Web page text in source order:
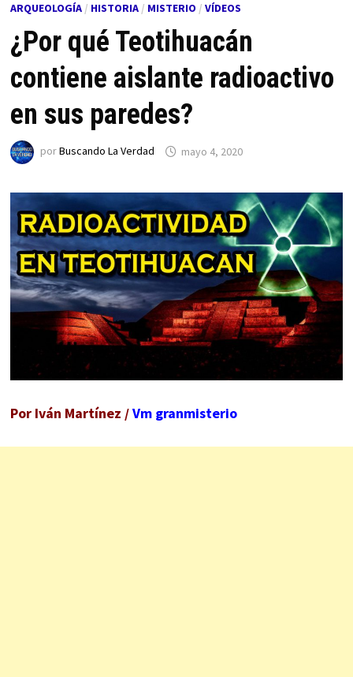
ARQUEOLOGÍA/ HISTORIA/ MISTERIO / VÍDEOS
¿Por qué Teotihuacán
contiene aislante radioactivo
en sus paredes?
porBuscando La Verdad mayo 4, 2020
Por Iván Martínez /Vm granmisterio